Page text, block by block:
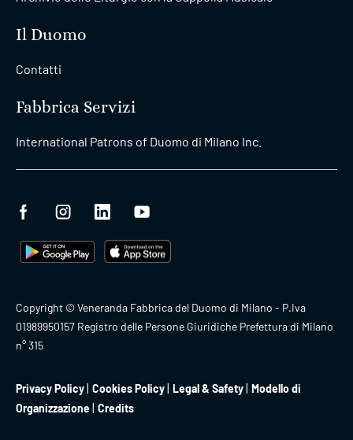
Il Duomo
Contatti
Fabbrica Servizi
International Patrons of Duomo di Milano Inc.
Copyright © Veneranda Fabbrica del Duomo di Milano - P.Iva
01989950157 Registro delle Persone Giuridiche Prefettura di Milano
n° 315
Privacy Policy Cookies Policy Legal & Safety Modello di
Organizzazione Credits